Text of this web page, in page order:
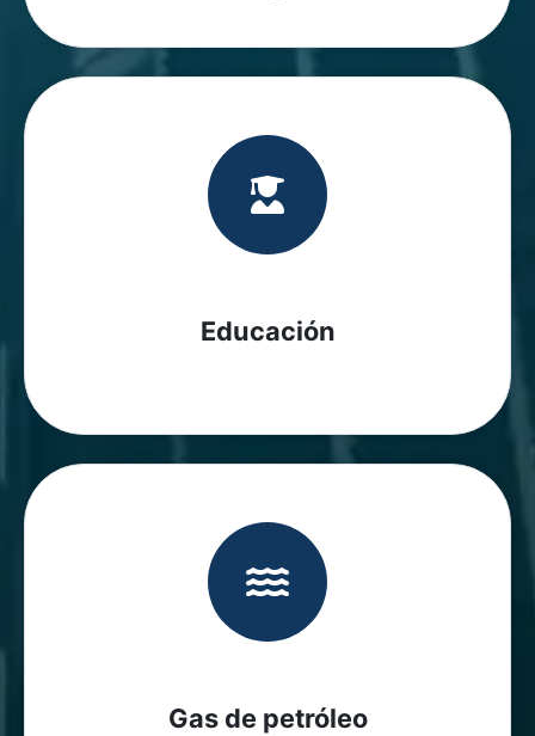
Educación
Gas de petróleo